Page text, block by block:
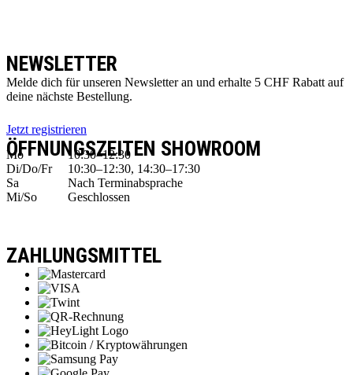
NEWSLETTER
Melde dich für unseren Newsletter an und erhalte 5 CHF Rabatt auf
deine nächste Bestellung.
Jetzt registrieren
ÖFFNUNGSZEITEN SHOWROOM
Mo
10:30–12:30
Di/Do/Fr
10:30–12:30, 14:30–17:30
Sa
Nach Terminabsprache
Mi/So
Geschlossen
ZAHLUNGSMITTEL